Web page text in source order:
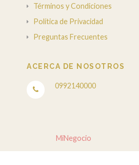
Términos y Condiciones
Política de Privacidad
Preguntas Frecuentes
ACERCA DE NOSOTROS
0992140000
MiNegocio